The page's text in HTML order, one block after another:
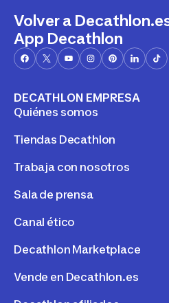
Volver a
App Decathlon
DECATHLON EMPRESA
Quiénes somos
Tiendas Decathlon
Trabaja con nosotros
Sala de prensa
Canal ético
Decathlon Marketplace
Vende en Decathlon.es